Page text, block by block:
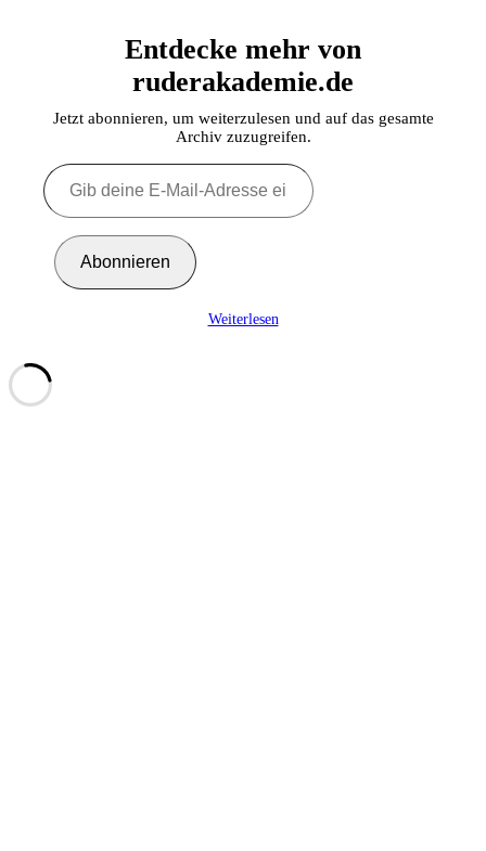
Entdecke mehr von
ruderakademie.de
Jetzt abonnieren, um weiterzulesen und auf das gesamte
Archiv zuzugreifen.
Gib
deine
E-
Adresse
ein ... Abonnieren
Weiterlesen